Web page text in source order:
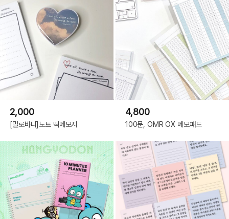
2,000
[밀로바니]노트 떡메모지
4,800
100문, OMR OX 메모패드